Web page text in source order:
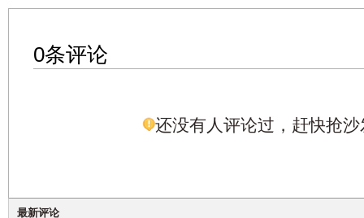
0条评论
还没有人评论过，赶快抢沙
最新评论